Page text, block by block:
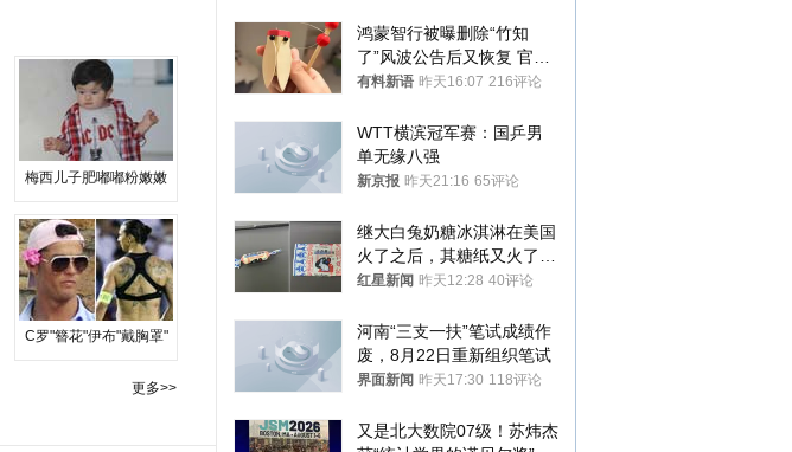
梅西儿子肥嘟嘟粉嫩嫩
C罗"簪花"伊布"戴胸罩"
更多>>
鸿蒙智行被曝删除“竹知
了”风波公告后又恢复 官媒
曾力挺：劝华为要大度的，
有料新语 昨天16:07 216评论
WTT横滨冠军赛：国乒男
单无缘八强
新京报 昨天21:16 65评论
继大白兔奶糖冰淇淋在美国
火了之后，其糖纸又火了！
海外博主盛赞：平面设计经
红星新闻 昨天12:28 40评论
河南“三支一扶”笔试成绩作
废，8月22日重新组织笔试
界面新闻 昨天17:30 118评论
又是北大数院07级！苏炜杰